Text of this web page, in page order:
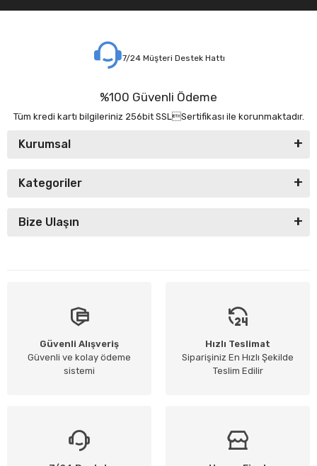
7/24 Müşteri Destek Hattı
%100 Güvenli Ödeme
Tüm kredi kartı bilgileriniz 256bit SSLSertifikası ile korunmaktadır.
Kurumsal
Kategoriler
Bize Ulaşın
Güvenli Alışveriş
Güvenli ve kolay ödeme
sistemi
Hızlı Teslimat
Siparişiniz En Hızlı Şekilde
Teslim Edilir